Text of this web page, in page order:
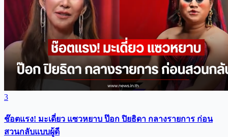
3
ช๊อตแรง! มะเดี่ยว แซวหยาบ ป๊อก ปิยธิดา กลางรายการ ก่อน
สวนกลับแบบผู้ดี